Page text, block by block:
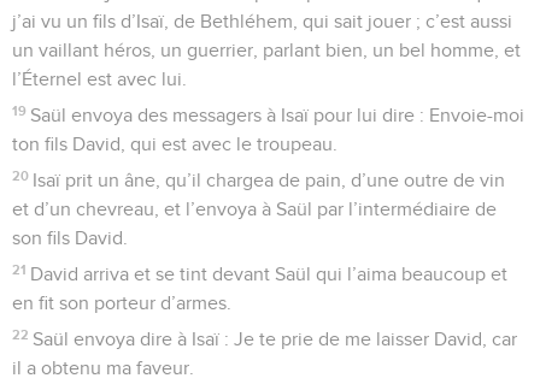
j’ai vu un fils d’Isaï, de Bethléhem, qui sait jouer ; c’est aussi
un vaillant héros, un guerrier, parlant bien, un bel homme, et
l’Éternel est avec lui.
19 Saül envoya des messagers à Isaï pour lui dire : Envoie-moi
ton fils David, qui est avec le troupeau.
20 Isaï prit un âne, qu’il chargea de pain, d’une outre de vin
et d’un chevreau, et l’envoya à Saül par l’intermédiaire de
son fils David.
21 David arriva et se tint devant Saül qui l’aima beaucoup et
en fit son porteur d’armes.
22 Saül envoya dire à Isaï : Je te prie de me laisser David, car
il a obtenu ma faveur.